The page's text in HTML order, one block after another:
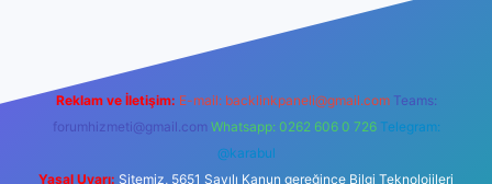
Reklam ve İletişim: E-mail: backlinkpaneli@gmail.com Teams:
forumhizmeti@gmail.com Whatsapp: 0262 606 0 726 Telegram:
@karabul
Yasal Uyarı: Sitemiz, 5651 Sayılı Kanun gereğince Bilgi Teknolojileri